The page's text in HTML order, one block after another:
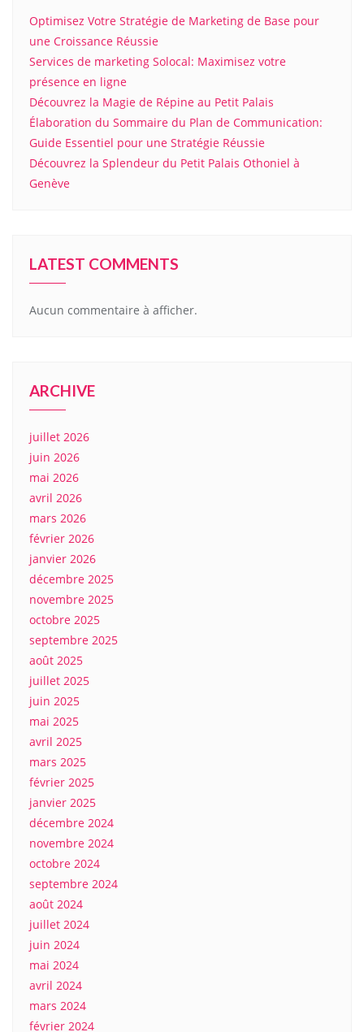
Optimisez Votre Stratégie de Marketing de Base pour
une Croissance Réussie
Services de marketing Solocal: Maximisez votre
présence en ligne
Découvrez la Magie de Répine au Petit Palais
Élaboration du Sommaire du Plan de Communication:
Guide Essentiel pour une Stratégie Réussie
Découvrez la Splendeur du Petit Palais Othoniel à
Genève
LATEST COMMENTS
Aucun commentaire à afficher.
ARCHIVE
juillet 2026
juin 2026
mai 2026
avril 2026
mars 2026
février 2026
janvier 2026
décembre 2025
novembre 2025
octobre 2025
septembre 2025
août 2025
juillet 2025
juin 2025
mai 2025
avril 2025
mars 2025
février 2025
janvier 2025
décembre 2024
novembre 2024
octobre 2024
septembre 2024
août 2024
juillet 2024
juin 2024
mai 2024
avril 2024
mars 2024
février 2024